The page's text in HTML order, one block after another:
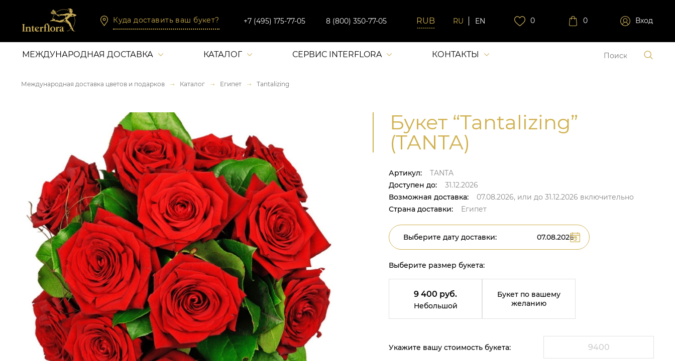
Куда доставить ваш букет? +7 (495) 175-77-05 8 (800) 350-77-05 RU EN 0 0 Вход
МЕЖДУНАРОДНАЯ ДОСТАВКА КАТАЛОГ СЕРВИС INTERFLORA КОНТАКТЫ
Международная доставка цветов и подарков Каталог Египет Tantalizing
Букет “Tantalizing”
(TANTA)
Артикул:
TANTA
Доступен до:
31.12.2026
Возможная доставка:
07.08.2026, или до 31.12.2026 включительно
Страна доставки:
Египет
Выберите дату доставки:
Выберите размер букета:
9 400 руб.
Небольшой
Букет по вашему
желанию
Укажите вашу стоимость букета: